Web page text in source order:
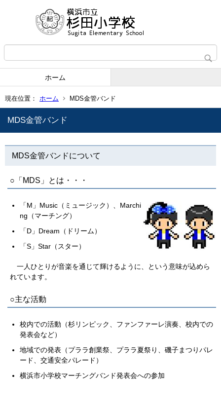
ホーム
現在位置： ホーム MDS金管バンド
MDS金管バンド
MDS金管バンドについて
○「MDS」とは・・・
「M」Music（ミュージック）、Marchi
ng（マーチング）
「D」Dream（ドリーム）
「S」Star（スター）
一人ひとりが音楽を通じて輝けるように、という意味が込めら
れています。
○主な活動
校内での活動（杉リンピック、ファンファーレ演奏、校内での
発表会など）
地域での発表（プララ創業祭、プララ夏祭り、磯子まつりパレ
ード、交通安全パレード）
横浜市小学校マーチングバンド発表会への参加